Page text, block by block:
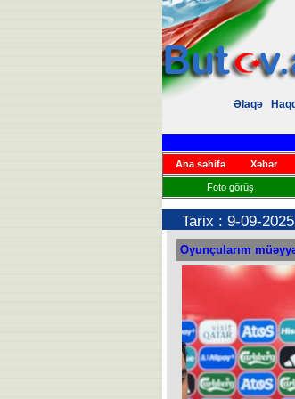
Əlaqə
Ana səhifə Xəbər
Foto görüş
Tarix : 9-09-
Oyunçularım